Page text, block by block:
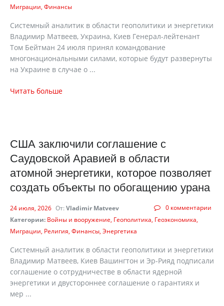
Миграции Финансы
Системный аналитик в области геополитики и энергетики
Владимир Матвеев, Украина, Киев Генерал-лейтенант
Том Бейтман 24 июля принял командование
многонациональными силами, которые будут развернуты
на Украине в случае о ...
Читать больше
США заключили соглашение с
Саудовской Аравией в области
атомной энергетики, которое позволяет
создать объекты по обогащению урана
0 комментарии
24 июля, 2026 От: Vladimir Matveev
Категории: Войны и вооружение Геополитика Геоэкономика
Миграции Религия Финансы Энергетика
Системный аналитик в области геополитики и энергетики
Владимир Матвеев, Киев Вашингтон и Эр-Рияд подписали
соглашение о сотрудничестве в области ядерной
энергетики и двустороннее соглашение о гарантиях и
мер ...